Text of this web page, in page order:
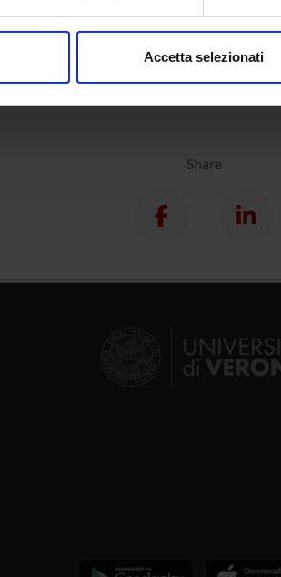
in qualsiasi momento dalla
Accetta selezionati
Share